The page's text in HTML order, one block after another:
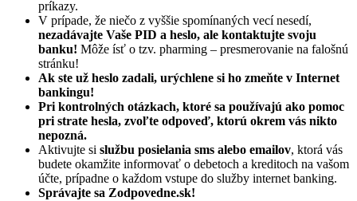
príkazy.
V prípade, že niečo z vyššie spomínaných vecí nesedí,
nezadávajte Vaše PID a heslo, ale kontaktujte svoju
banku! Môže ísť o tzv. pharming – presmerovanie na falošnú
stránku!
Ak ste už heslo zadali, urýchlene si ho zmeňte v Internet
bankingu!
Pri kontrolných otázkach, ktoré sa používajú ako pomoc
pri strate hesla, zvoľte odpoveď, ktorú okrem vás nikto
nepozná.
Aktivujte si službu posielania sms alebo emailov, ktorá vás
budete okamžite informovať o debetoch a kreditoch na vašom
účte, prípadne o každom vstupe do služby internet banking.
Správajte sa Zodpovedne.sk!